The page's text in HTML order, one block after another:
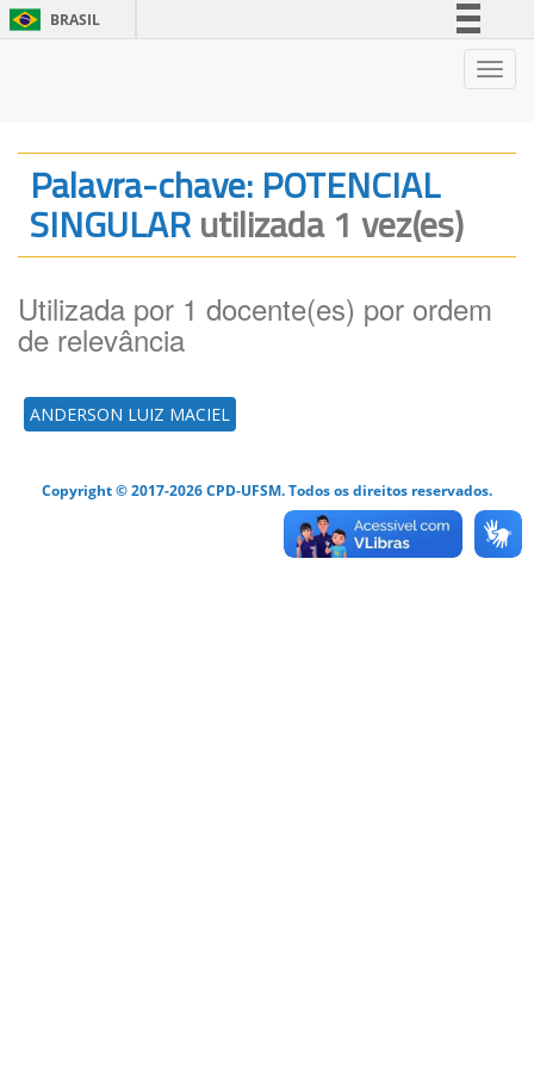
BRASIL
Legislação
Canais
Palavra-chave: POTENCIAL
SINGULARutilizada 1 vez(es)
Utilizada por 1 docente(es) por ordem
de relevância
ANDERSON LUIZ MACIEL
Copyright © 2017-2026 CPD-UFSM. Todos os direitos reservados.